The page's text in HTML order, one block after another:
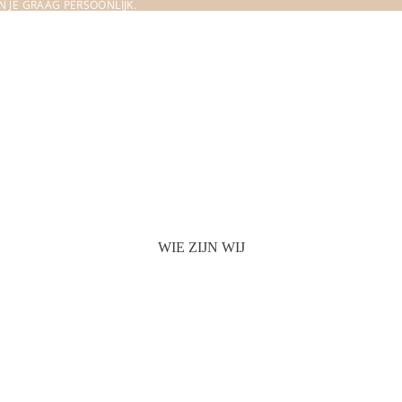
JE GRAAG PERSOONLIJK.
WIE ZIJN WIJ